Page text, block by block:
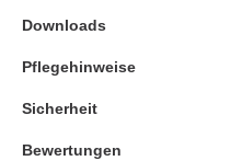
Downloads
Pflegehinweise
Sicherheit
Bewertungen